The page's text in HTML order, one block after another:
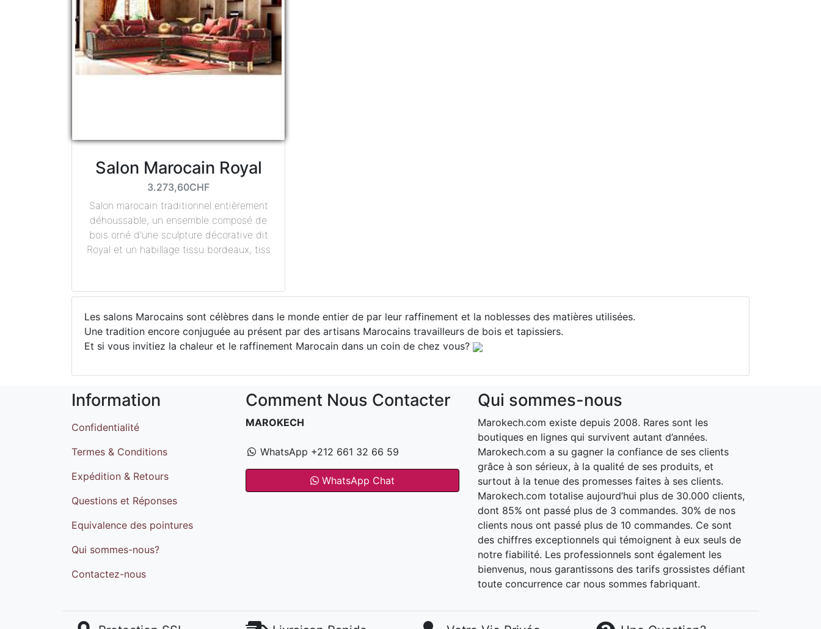
Salon Marocain Royal
3.273,60CHF
Salon marocain traditionnel entièrement
déhoussable, un ensemble composé de
bois orné d'une sculpture décorative dit
Royal et un habillage tissu bordeaux, tiss
Les salons Marocains sont célèbres dans le monde entier de par leur raffinement et la noblesses des matières utilisées.
Une tradition encore conjuguée au présent par des artisans Marocains travailleurs de bois et tapissiers.
Et si vous invitiez la chaleur et le raffinement Marocain dans un coin de chez vous?
Information
Confidentialité
Termes & Conditions
Expédition & Retours
Questions et Réponses
Equivalence des pointures
Qui sommes-nous?
Contactez-nous
Comment Nous Contacter
MAROKECH
WhatsApp +212 661 32 66 59
WhatsApp Chat
Qui sommes-nous
Marokech.com existe depuis 2008. Rares sont les
boutiques en lignes qui survivent autant d’années.
Marokech.com a su gagner la confiance de ses clients
grâce à son sérieux, à la qualité de ses produits, et
surtout à la tenue des promesses faites à ses clients.
Marokech.com totalise aujourd’hui plus de 30.000 clients,
dont 85% ont passé plus de 3 commandes. 30% de nos
clients nous ont passé plus de 10 commandes. Ce sont
des chiffres exceptionnels qui témoignent à eux seuls de
notre fiabilité. Les professionnels sont également les
bienvenus, nous garantissons des tarifs grossistes défiant
toute concurrence car nous sommes fabriquant.